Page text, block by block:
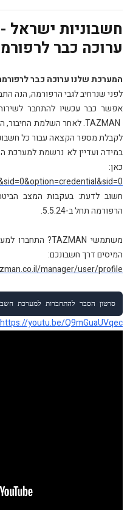
חשבוניות ישראל
ערוכה כבר
המערכת שלנו ערוכה כבר
לפני שנרחיב לגבי הרפורמה, הנה
אפשר כבר עכשיו להתחבר
TAZMAN. לאחר השלמת החיבור,
לקבלת מספר הקצאה עבור כל
במידה ועדיין לא נרשמת למערכת
כאן:
חשוב לדעת: בעקבות המצב
הרפורמה תחל ב-5.5.24.
משתמשי TAZMAN? התחברו
המיסים דרך חשבונכם:
manager/user/profile
סרטון הסבר להתחברות למערכת
https://youtu.be/Q9mGuaUVqec